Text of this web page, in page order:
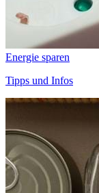
Energie sparen
Tipps und Infos